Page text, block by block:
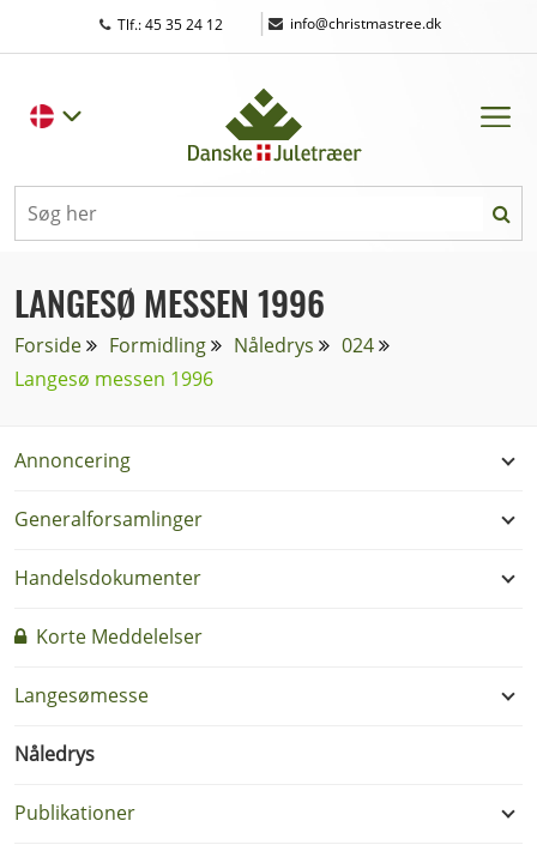
Tlf.: 45 35 24 12 | info@christmastree.dk
LANGESØ MESSEN 1996
Forside Formidling Nåledrys
024
Langesø messen 1996
Annoncering
Generalforsamlinger
Handelsdokumenter
Korte Meddelelser
Langesømesse
Nåledrys
Publikationer